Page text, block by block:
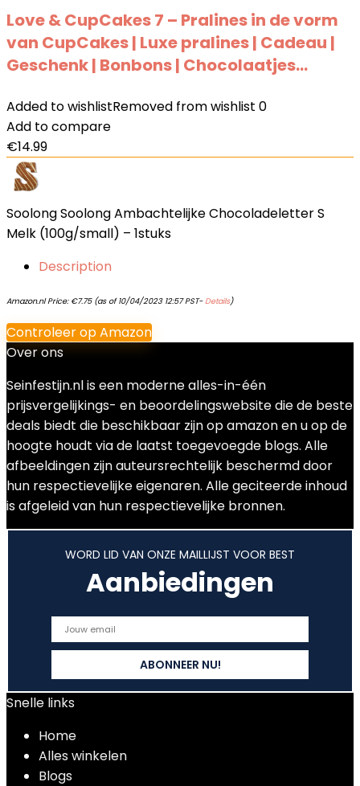
Love & CupCakes 7 – Pralines in de vorm
van CupCakes | Luxe pralines | Cadeau |
Geschenk | Bonbons | Chocolaatjes…
Added to wishlistRemoved from wishlist 0
Add to compare
€14.99
Soolong Soolong Ambachtelijke Chocoladeletter S
Melk (100g/small) – 1stuks
Description
Amazon.nl Price: €7.75(as of 10/04/2023 12:57 PST- Details)
Controleer op Amazon
Over ons
Seinfestijn.nl is een moderne alles-in-één
prijsvergelijkings- en beoordelingswebsite die de beste
deals biedt die beschikbaar zijn op amazon en u op de
hoogte houdt via de laatst toegevoegde blogs. Alle
afbeeldingen zijn auteursrechtelijk beschermd door
hun respectievelijke eigenaren. Alle geciteerde inhoud
is afgeleid van hun respectievelijke bronnen.
WORD LID VAN ONZE MAILLIJST VOOR BEST
Aanbiedingen
Snelle links
Home
Alles winkelen
Blogs